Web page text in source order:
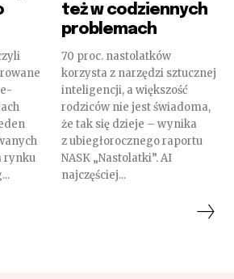
rynku
też w codziennych
problemach
70 proc. nastolatków
korzysta z narzędzi sztucznej
inteligencji, a większość
rodziców nie jest świadoma,
że tak się dzieje – wynika
z ubiegłorocznego raportu
NASK „Nastolatki”. AI
najczęściej...